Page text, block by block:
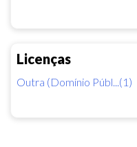
Licenças
Outra (Domínio Públ...(1)